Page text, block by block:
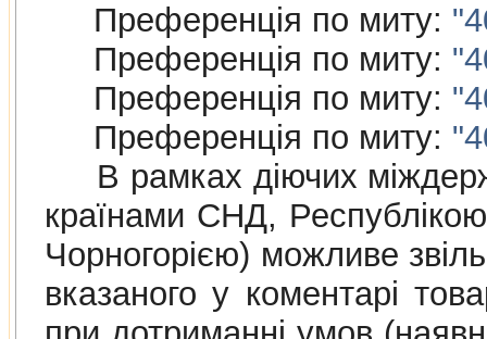
Преференція по миту:
Преференція по миту:
Преференція по миту:
Преференція по миту:
В рамках дiючих
країнами СНД,
Чорногорією) можливе
вказаного у коментарі